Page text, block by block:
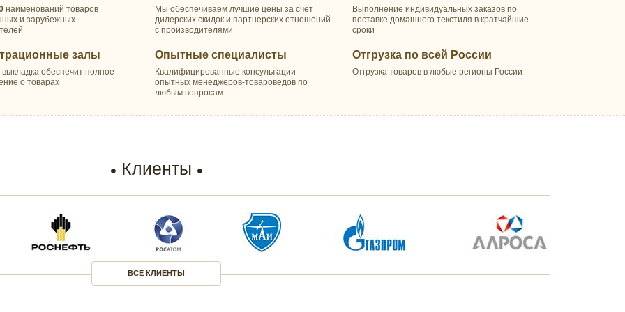
наименований товаров
и зарубежных
залы
обеспечит полное
о товарах
Мы обеспечиваем лучшие цены за счет
дилерских скидок и партнерских отношений
с производителями
Опытные специалисты
Квалифицированные консультации
опытных менеджеров-товароведов по
любым вопросам
Выполнение индивидуальных заказов по
поставке домашнего текстиля в кратчайшие
сроки
Отгрузка по всей России
Отгрузка товаров в любые регионы России
Клиенты
ВСЕ КЛИЕНТЫ